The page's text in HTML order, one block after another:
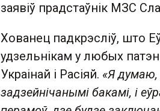
заявіў прадстаўнік МЗС
Хованец падкрэсліў, што
удзельнікам у любых
Украінай і Расіяй. «Я думаю,
задзейнічанымі бакамі, і